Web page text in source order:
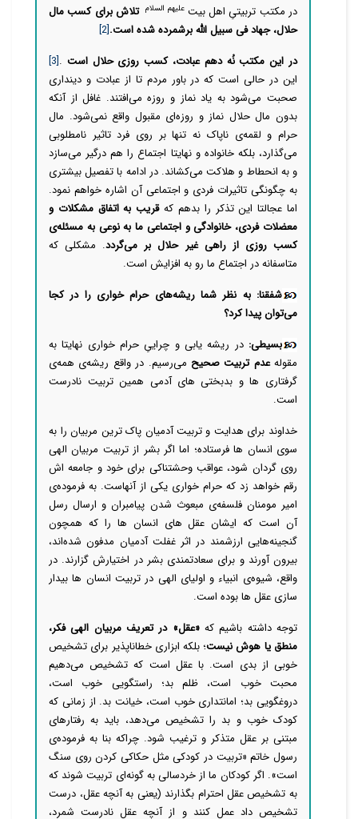
در مکتب تربیتیِ اهل بیتعلیهم السلام تلاش برای کسب مال
حلال، جهاد فی سبیل الله برشمرده شده است.[2]
در این مکتب نُه دهم عبادت، کسب روزی حلال است .
[3]
این در حالی است که در باور مردم تا از عبادت و دینداری
صحبت می‌شود به یاد نماز و روزه می‌افتند. غافل از آنکه
بدون مال حلال نماز و روزه‌ای مقبول واقع نمی‌شود. مال
حرام و لقمه‌ی ناپاک نه تنها بر روی فرد تاثیر نامطلوبی
می‌گذارد، بلکه خانواده و نهایتا اجتماع را هم درگیر می‌سازد
و به انحطاط و هلاکت می‌کشاند. در ادامه با تفصیل بیشتری
به چگونگی تاثیرات فردی و اجتماعی آن اشاره خواهم نمود.
اما عجالتا این تذکر را بدهم کهقریب به اتفاق مشکلات و
معضلات فردی، خانوادگی و اجتماعی ما به نوعی به مسئله‌ی
کسب روزی از راهی غیر حلال بر می‌گردد. مشکلی که
متاسفانه در اجتماع ما رو به افزایش است.
شفقنا: به نظر شما ریشه‌های حرام خواری را در کجا
می‌توان پیدا کرد؟
بسیطی: در ریشه یابی و چراییِ حرام خواری نهایتا به
مقولهعدم تربیت صحیح می‌رسیم. در واقع ریشه‌ی همه‌ی
گرفتاری ها و بدبختی های آدمی همین تربیت نادرست
است.
خداوند برای هدایت و تربیت آدمیان پاک ترین مربیان را به
سوی انسان ها فرستاده؛ اما اگر بشر از تربیت مربیان الهی
روی گردان شود، عواقب وحشتناکی برای خود و جامعه اش
رقم خواهد زد که حرام خواری یکی از آنهاست. به فرموده‌ی
امیر مومنان فلسفه‌ی مبعوث شدن پیامبران و ارسال رسل
آن است که ایشان عقل های انسان ها را که همچون
گنجینه‌هایی ارزشمند در اثر غفلت آدمیان مدفون شده‌اند،
بیرون آورند و برای سعادتمندی بشر در اختیارش گزارند. در
واقع، شیوه‌ی انبیاء و اولیای الهی در تربیت انسان ها بیدار
سازی عقل ها بوده است.
توجه داشته باشیم که«عقل» در تعریف مربیان الهی فکر،
منطق یا هوش نیست؛ بلکه ابزاری خطاناپذیر برای تشخیص
خوبی از بدی است. با عقل است که تشخیص می‌دهیم
محبت خوب است، ظلم بد؛ راستگویی خوب است،
دروغگویی بد؛ امانتداری خوب است، خیانت بد. از زمانی که
کودک خوب و بد را تشخیص می‌دهد، باید به رفتارهای
مبتنی بر عقل متذکر و ترغیب شود. چراکه بنا به فرموده‌ی
رسول خاتم «تربیت در کودکی مثل حکاکی کردن روی سنگ
است». اگر کودکان ما از خردسالی به گونه‌ای تربیت شوند که
به تشخیص عقل احترام بگذارند (یعنی به آنچه عقل، درست
تشخیص داد عمل کنند و از آنچه عقل نادرست شمرد،